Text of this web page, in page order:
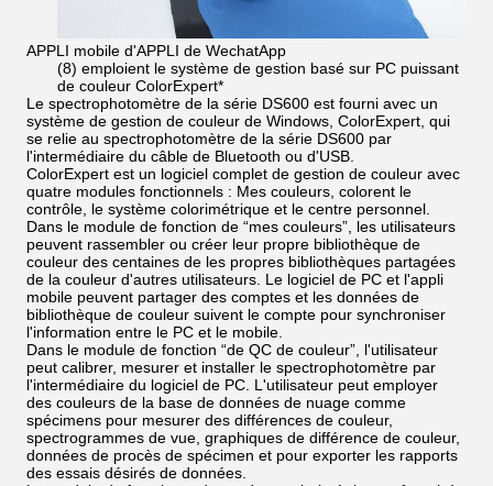
APPLI mobile d'APPLI de WechatApp
(8) emploient le système de gestion basé sur PC puissant
de couleur ColorExpert*
Le spectrophotomètre de la série DS600 est fourni avec un
système de gestion de couleur de Windows, ColorExpert, qui
se relie au spectrophotomètre de la série DS600 par
l'intermédiaire du câble de Bluetooth ou d'USB.
ColorExpert est un logiciel complet de gestion de couleur avec
quatre modules fonctionnels : Mes couleurs, colorent le
contrôle, le système colorimétrique et le centre personnel.
Dans le module de fonction de “mes couleurs”, les utilisateurs
peuvent rassembler ou créer leur propre bibliothèque de
couleur des centaines de les propres bibliothèques partagées
de la couleur d'autres utilisateurs. Le logiciel de PC et l'appli
mobile peuvent partager des comptes et les données de
bibliothèque de couleur suivent le compte pour synchroniser
l'information entre le PC et le mobile.
Dans le module de fonction “de QC de couleur”, l'utilisateur
peut calibrer, mesurer et installer le spectrophotomètre par
l'intermédiaire du logiciel de PC. L'utilisateur peut employer
des couleurs de la base de données de nuage comme
spécimens pour mesurer des différences de couleur,
spectrogrammes de vue, graphiques de différence de couleur,
données de procès de spécimen et pour exporter les rapports
des essais désirés de données.